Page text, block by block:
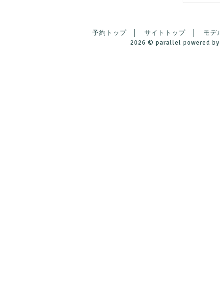
予約トップ サイトトップ
モデ
2026 © parallel powered